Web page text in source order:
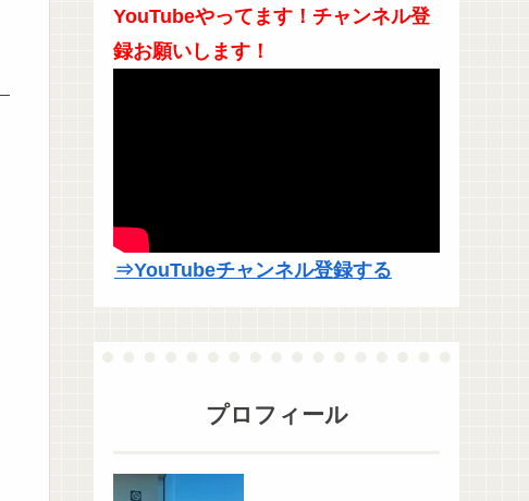
YouTubeやってます！チャンネル登
録お願いします！
⇒YouTubeチャンネル登録する
プロフィール